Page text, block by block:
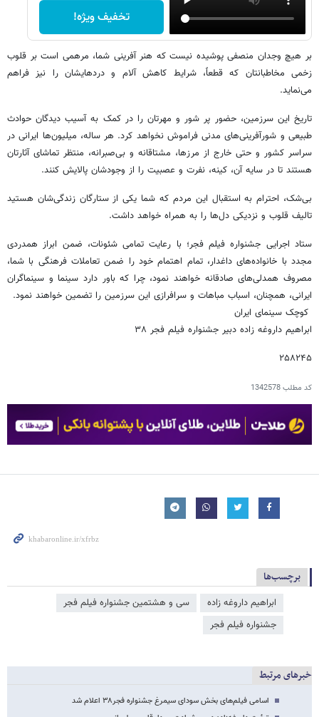
تخفیف ویژه!
‎بر هیچ وجدان منصفی پوشیده نیست که هنر آفرینی شما، مرهمی است بر قلوب
زخمی مخاطبانتان که قطعاً، شرایط کاهش آلام و دردهایشان را نیز فراهم
می‌نماید.
‎تاریخ این سرزمین، حضور پر شور و مهرتان را در کمک به آسیب دیدگان حوادث
طبیعی و شورآفرینی‌های مدنی فراموش نخواهد کرد. هر ساله، میلیون‌ها ایرانی در
سراسر کشور و حتی خارج از مرزها، مشتاقانه و بی‌صبرانه، منتظر تماشای آثارتان
هستند تا در سایه آن، کینه، نفرت و عصبیت را از وجودشان پالایش کنند.
‎بی‌شک، احترام به استقبال این مردم که شما یکی از ستارگان زندگی‌شان هستید
تالیف قلوب و نزدیکی دل‌ها را به همراه خواهد داشت.
‎ستاد اجرایی جشنواره فیلم فجر؛ با رعایت تمامی شئونات، ضمن ابراز همدردی
مجدد با خانواده‌های داغدار، تمام اهتمام خود را ضمن تعاملات فرهنگی با شما،
مصروف همدلی‌های صادقانه خواهند نمود، چرا که باور دارد سینما و سینماگران
ایرانی، همچنان، اسباب مباهات و سرافرازی این سرزمین را تضمین خواهند نمود.
ابراهیم داروغه زاده دبیر جشنواره فیلم فجر ۳۸
۲۵۸۲۴۵
کد مطلب1342578
برچسب‌ها
ابراهیم داروغه زاده
سی و هشتمین جشنواره فیلم فجر
جشنواره فیلم فجر
خبرهای مرتبط
اسامی فیلم‌های بخش سودای سیمرغ جشنواره فجر۳۸ اعلام شد